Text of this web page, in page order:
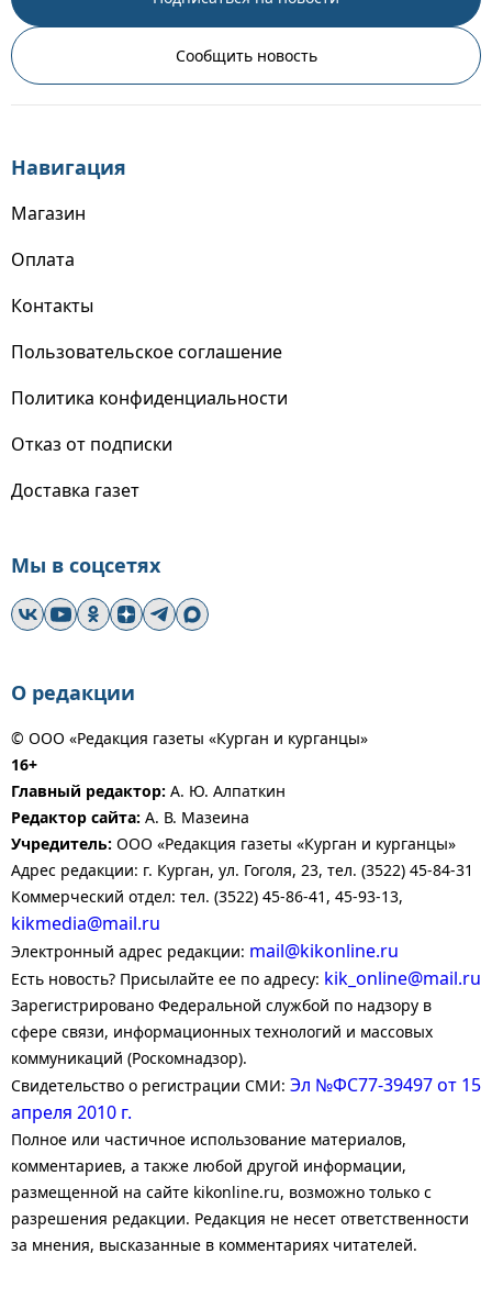
Сообщить новость
Навигация
Магазин
Оплата
Контакты
Пользовательское соглашение
Политика конфиденциальности
Отказ от подписки
Доставка газет
Мы в соцсетях
О редакции
© ООО «Редакция газеты «Курган и курганцы»
16+
Главный редактор: А. Ю. Алпаткин
Редактор сайта: А. В. Мазеина
Учредитель: ООО «Редакция газеты «Курган и курганцы»
Адрес редакции: г. Курган, ул. Гоголя, 23, тел. (3522) 45-84-31
Коммерческий отдел: тел. (3522) 45-86-41, 45-93-13,
kikmedia@mail.ru
Электронный адрес редакции: mail@kikonline.ru
Есть новость? Присылайте ее по адресу: kik_online@mail.ru
Зарегистрировано Федеральной службой по надзору в
сфере связи, информационных технологий и массовых
коммуникаций (Роскомнадзор).
Свидетельство о регистрации СМИ: Эл №ФС77-39497 от 15
апреля 2010 г.
Полное или частичное использование материалов,
комментариев, а также любой другой информации,
размещенной на сайте kikonline.ru, возможно только с
разрешения редакции. Редакция не несет ответственности
за мнения, высказанные в комментариях читателей.